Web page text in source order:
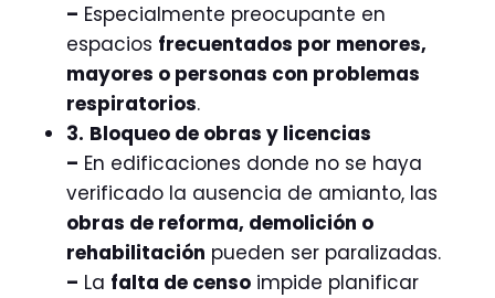
– Especialmente preocupante en
espacios frecuentados por menores,
mayores o personas con problemas
respiratorios.
3. Bloqueo de obras y licencias
– En edificaciones donde no se haya
verificado la ausencia de amianto, las
obras de reforma, demolición o
rehabilitación pueden ser paralizadas.
– La falta de censo impide planificar